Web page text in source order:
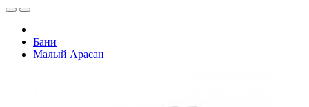
Бани
Малый Арасан